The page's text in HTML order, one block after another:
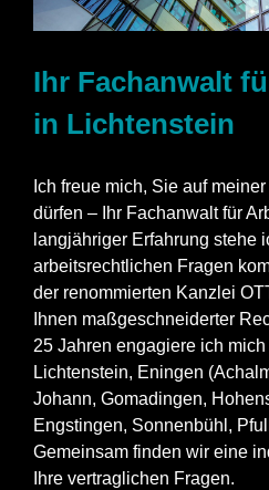
Ihr Fachanwalt
in Lichtenstein
Ich freue mich, Sie auf
dürfen – Ihr Fachanwalt für
langjähriger Erfahrung stehe
arbeitsrechtlichen Fragen
der renommierten Kanzlei
Ihnen maßgeschneiderter
25 Jahren engagiere ich
Lichtenstein, Eningen
Johann, Gomadingen,
Engstingen, Sonnenbühl,
Gemeinsam finden wir eine
Ihre vertraglichen Fragen.